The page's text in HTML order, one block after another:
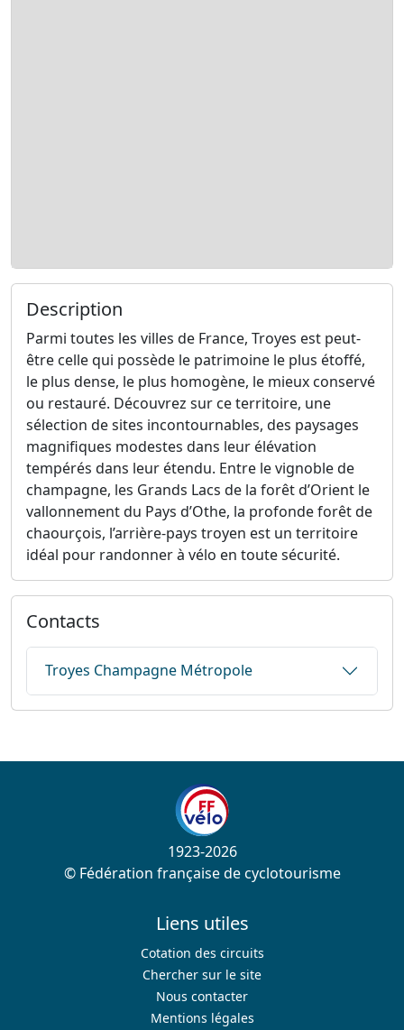
Description
Parmi toutes les villes de France, Troyes est peut-
être celle qui possède le patrimoine le plus étoffé,
le plus dense, le plus homogène, le mieux conservé
ou restauré. Découvrez sur ce territoire, une
sélection de sites incontournables, des paysages
magnifiques modestes dans leur élévation
tempérés dans leur étendu. Entre le vignoble de
champagne, les Grands Lacs de la forêt d’Orient le
vallonnement du Pays d’Othe, la profonde forêt de
chaourçois, l’arrière-pays troyen est un territoire
idéal pour randonner à vélo en toute sécurité.
Contacts
Troyes Champagne Métropole
1923-2026
© Fédération française de cyclotourisme
Liens utiles
Cotation des circuits
Chercher sur le site
Nous contacter
Mentions légales